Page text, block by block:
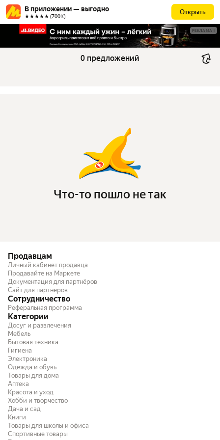
В приложении — выгодно
★★★★★ (700К)
Открыть
РЕКЛАМА
0 предложений
Что-то пошло не так
Продавцам
Личный кабинет продавца
Продавайте на Маркете
Документация для партнёров
Сайт для партнёров
Сотрудничество
Реферальная программа
Категории
Досуг и развлечения
Мебель
Бытовая техника
Гигиена
Электроника
Одежда и обувь
Товары для дома
Аптека
Красота и уход
Хобби и творчество
Дача и сад
Книги
Товары для школы и офиса
Спортивные товары